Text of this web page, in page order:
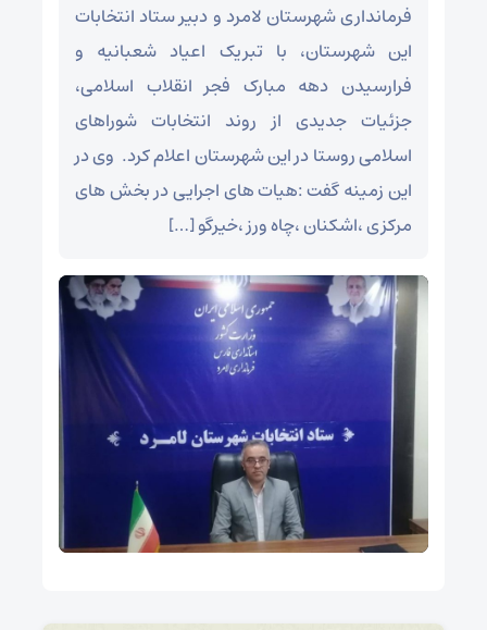
فرمانداری شهرستان لامرد و دبیر ستاد انتخابات
این شهرستان، با تبریک اعیاد شعبانیه و
فرارسیدن دهه مبارک فجر انقلاب اسلامی،
جزئیات جدیدی از روند انتخابات شوراهای
اسلامی روستا در این شهرستان اعلام کرد. ‌ وی در
این زمینه گفت :هیات های اجرایی در بخش های
مرکزی ،اشکنان ،چاه ورز ،خیرگو […]